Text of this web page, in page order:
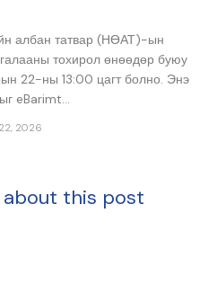
албан татвар (НӨАТ)-ын
тохирол өнөөдөр буюу
22-ны 13:00 цагт болно. Энэ
eBarimt...
2026
about this post